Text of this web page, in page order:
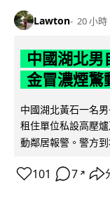
Lawton 20 小時
中國湖北男
金冒濃煙驚
中國湖北黃石一名
租住單位私設高壓
動鄰居報警。警方
101 7 ↗